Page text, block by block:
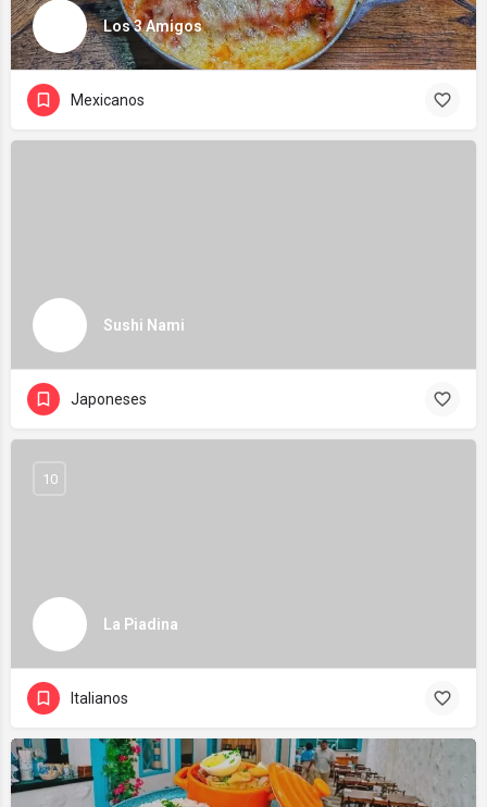
Los 3 Amigos
Mexicanos
Sushi Nami
Japoneses
La Piadina
10
Italianos